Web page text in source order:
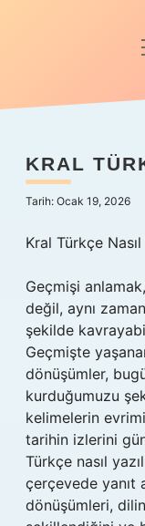
Anasayfa
Yasal Uyarı
KRAL
Tarih: Ocak 19, 2026
Kral Türkçe
Geçmişi
değil, aynı
şekilde
Geçmişte
dönüşümler,
kurduğumuzu
kelimelerin
tarihin izlerini
Türkçe nasıl
çerçevede yanıt
dönüşümleri,